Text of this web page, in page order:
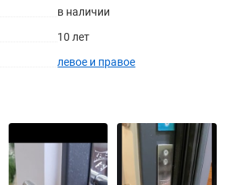
в наличии
10 лет
левое и правое